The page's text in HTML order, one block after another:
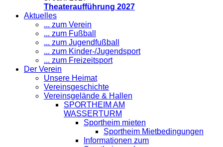
Theateraufführung 2027
Aktuelles
... zum Verein
... zum Fußball
... zum Jugendfußball
... zum Kinder-/Jugendsport
... zum Freizeitsport
Der Verein
Unsere Heimat
Vereinsgeschichte
Vereinsgelände & Hallen
SPORTHEIM AM
WASSERTURM
Sportheim mieten
Sportheim Mietbedingungen
Informationen zum